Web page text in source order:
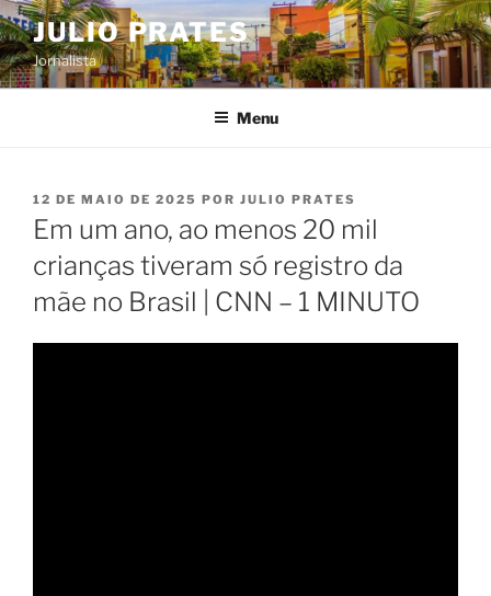
Pular
para
o
conteúdo
JULIO PRATES
Jornalista
Menu
PUBLICADO
EM
12 DE MAIO DE 2025 POR JULIO PRATES
Em um ano, ao menos 20 mil
crianças tiveram só registro da
mãe no Brasil | CNN – 1 MINUTO